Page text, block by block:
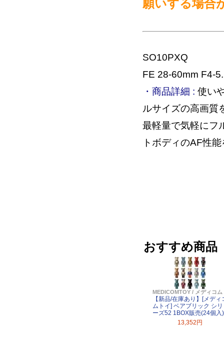
願いする場合
SO10PXQ
FE 28-60mm F4-
・商品詳細 : 使い
ルサイズの高画質
最軽量で気軽にフ
トボディのAF性
おすすめ商品
MEDICOMTOY / メディコム
【新品/在庫あり】[メディ
ムトイ] ベアブリック シリ
ーズ52 1BOX販売(24個入)
13,352円